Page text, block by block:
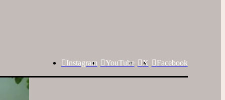
Facebook
X
YouTube
Instagram